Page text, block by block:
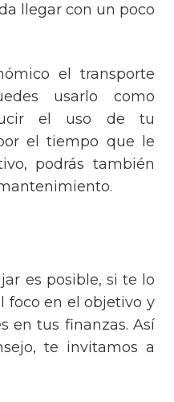
llegar con un poco
el transporte
usarlo como
el uso de tu
el tiempo que le
podrás también
es posible, si te lo
foco en el objetivo y
en tus finanzas. Así
te invitamos a